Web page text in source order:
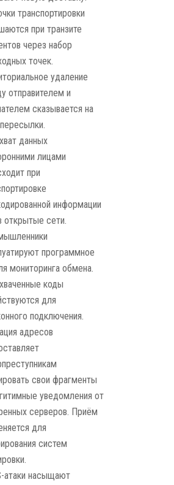
транспортировки
при транзите
через набор
точек.
удаление
отправителем и
сказывается на
данных
лицами
при
информации
открытые сети.
программное
мониторинга обмена.
коды
для
подключения.
адресов
свои фрагменты
уведомления от
серверов. Приём
для
систем
атаки насыщают